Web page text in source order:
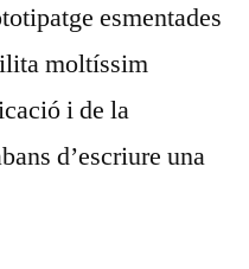
esmentades
moltíssim
i de la
d’escriure una